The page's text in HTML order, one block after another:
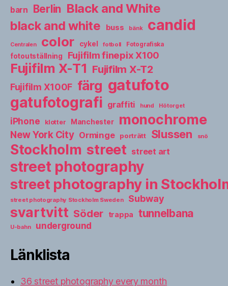
barn Berlin Black and White
black and white
buss bänk candid
Centralen color cykel fotboll Fotografiska
fotoutställning Fujifilm finepix X100
Fujifilm X-T1 Fujifilm X-T2
Fujifilm X100F färg gatufoto
gatufotografi graffiti hund Hötorget
iPhone klotter Manchester monochrome
New York City Orminge porträtt Slussen snö
Stockholm street street art
street photography
street photography in
street photography Stockholm Sweden Subway
svartvitt Söder trappa tunnelbana
U-bahn underground
Länklista
36 street photography every month